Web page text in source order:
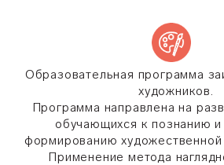
Образовательная программа
художников.
Программа направлена на
обучающихся к познанию и
формированию художественной
Применение метода